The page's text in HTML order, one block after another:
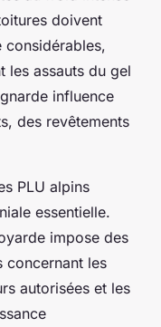
doivent
considérables,
les assauts du gel
influence
des revêtements
PLU alpins
essentielle.
impose des
concernant les
autorisées et les